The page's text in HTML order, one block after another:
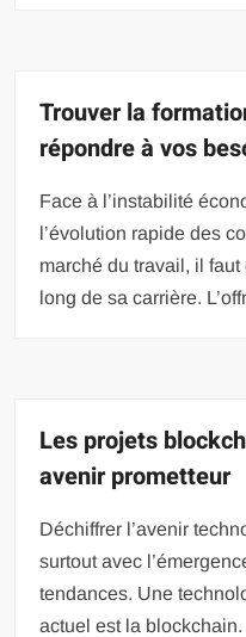
Trouver la
répondre à vos
Face à l’instabilité
l’évolution rapide des
marché du travail, il
long de sa carrière.
Les projets
avenir prometteur
Déchiffrer l’avenir
surtout avec
tendances. Une
actuel est la